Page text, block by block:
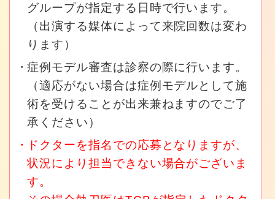
グループが指定する日時で行います。
（出演する媒体によって来院回数は変わ
ります）
症例モデル審査は診察の際に行います。
（適応がない場合は症例モデルとして施
術を受けることが出来兼ねますのでご了
承ください）
ドクターを指名での応募となりますが、
状況により担当できない場合がございま
す。